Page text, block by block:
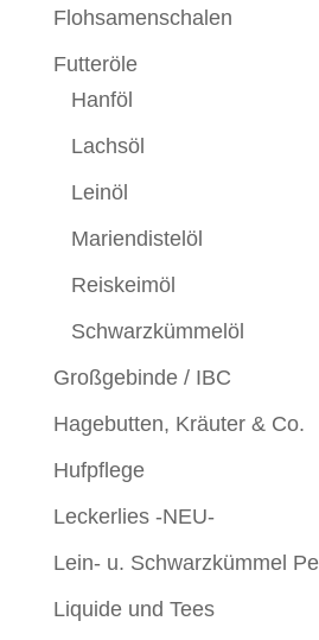
Flohsamenschalen
Futteröle
Hanföl
Lachsöl
Leinöl
Mariendistelöl
Reiskeimöl
Schwarzkümmelöl
Großgebinde / IBC
Hagebutten, Kräuter & Co.
Hufpflege
Leckerlies -NEU-
Lein- u. Schwarzkümmel
Liquide und Tees